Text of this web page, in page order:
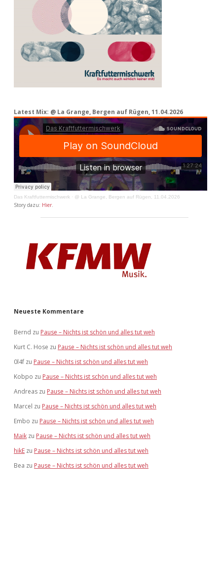
Latest Mix: @ La Grange, Bergen auf Rügen, 11.04.2026
Das Kraftfuttermischwerk · @ La Grange, Bergen auf Rügen, 11.04.2026
Story dazu: Hier.
Neueste Kommentare
Bernd zu Pause – Nichts ist schön und alles tut weh
Kurt C. Hose zu Pause – Nichts ist schön und alles tut weh
0l4f zu Pause – Nichts ist schön und alles tut weh
Kobpo zu Pause – Nichts ist schön und alles tut weh
Andreas zu Pause – Nichts ist schön und alles tut weh
Marcel zu Pause – Nichts ist schön und alles tut weh
Embo zu Pause – Nichts ist schön und alles tut weh
Maik zu Pause – Nichts ist schön und alles tut weh
hikE zu Pause – Nichts ist schön und alles tut weh
Bea zu Pause – Nichts ist schön und alles tut weh